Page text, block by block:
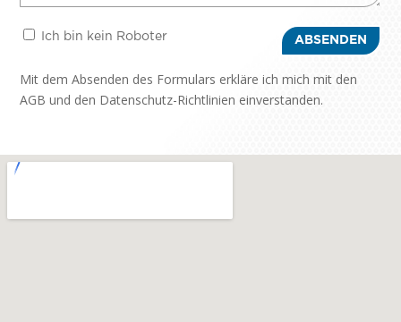
Ich bin kein Roboter ABSENDEN
Mit dem Absenden des Formulars erkläre ich mich mit den
AGB und den Datenschutz-Richtlinien einverstanden.